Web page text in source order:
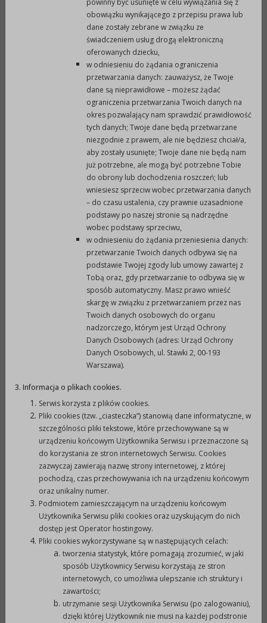
koszty usług (wynajem, rozpowszechnianie
informacji, ubezpieczenia zawodników,
okresowe badania lekarskie, opieka lekarska
podczas rozgrywanych zawodów, opłaty
licencyjne, startowe, składki członkowskie);
koszty szkoleń, treningów i opłat
sędziowskich;
koszty zakupu artykułów konsumpcyjnych;
pokrycie wydatków administracyjnych (zakup
materiałów biurowych, wynagrodzenie
księgowego);
koszty wyżywienia i noclegów, związanych z
udziałem w imprezach sportowych.
Z dotacji nie mogą być pokrywane wydatki na:
remonty budynków;
zakupy inwestycyjne, środki trwałe;
działalność gospodarczą.
Szczegółowe zasady realizacji i rozliczenia
zadania określi umowa zawarta pomiędzy
podmiotem a Burmistrzem Prudnika. Wzór umowy
dostępny w siedzibie Urzędu Miejskiego w
Prudniku, ul. Kościuszki 3, pok. 226, tel/fax 077
6.
Sprawozdanie z realizacji zadań należy
sporządzać w terminach określonych w umowie z
wyodrębnieniem w części merytorycznej i
finansowej rodzajów oraz kosztów wydatków
poniesionych w związku z realizacją zadań, na
formularzu określonym w załączniku nr 2 do
uchwały Nr IV/19/2006 Rady Miejskiej w Prudniku z
dnia 28 grudnia 2006 r. Wzór sprawozdania
dostępny w siedzibie Urzędu Miejskiego w
Prudniku, ul. Kościuszki 3, pok. 226, tel/fax 077
4066234 lub do pobrania na stronie internetowej
www.bip.prudnik.pl
IV. Termin i miejsce składania ofert.
Termin składania ofert – do dnia 12 stycznia
powinny być usunięte w celu wywiązania się z
obowiązku wynikającego z przepisu prawa lub
dane zostały zebrane w związku ze
świadczeniem usług drogą elektroniczną
oferowanych dziecku,
w odniesieniu do żądania ograniczenia
przetwarzania danych: zauważysz, że Twoje
dane są nieprawidłowe – możesz żądać
ograniczenia przetwarzania Twoich danych na
okres pozwalający nam sprawdzić prawidłowość
tych danych; Twoje dane będą przetwarzane
niezgodnie z prawem, ale nie będziesz chciał/a,
aby zostały usunięte; Twoje dane nie będą nam
już potrzebne, ale mogą być potrzebne Tobie
do obrony lub dochodzenia roszczeń; lub
wniesiesz sprzeciw wobec przetwarzania danych
– do czasu ustalenia, czy prawnie uzasadnione
podstawy po naszej stronie są nadrzędne
wobec podstawy sprzeciwu,
w odniesieniu do żądania przeniesienia danych:
przetwarzanie Twoich danych odbywa się na
podstawie Twojej zgody lub umowy zawartej z
Tobą oraz, gdy przetwarzanie to odbywa się w
sposób automatyczny. Masz prawo wnieść
skargę w związku z przetwarzaniem przez nas
Twoich danych osobowych do organu
nadzorczego, którym jest Urząd Ochrony
Danych Osobowych (adres: Urząd Ochrony
Danych Osobowych, ul. Stawki 2, 00-193
Warszawa).
3. Informacja o plikach cookies.
Serwis korzysta z plików cookies.
Pliki cookies (tzw. „ciasteczka”) stanowią dane informatyczne, w
szczególności pliki tekstowe, które przechowywane są w
urządzeniu końcowym Użytkownika Serwisu i przeznaczone są
do korzystania ze stron internetowych Serwisu. Cookies
zazwyczaj zawierają nazwę strony internetowej, z której
pochodzą, czas przechowywania ich na urządzeniu końcowym
oraz unikalny numer.
Podmiotem zamieszczającym na urządzeniu końcowym
Użytkownika Serwisu pliki cookies oraz uzyskującym do nich
dostęp jest Operator hostingowy.
Pliki cookies wykorzystywane są w następujących celach:
tworzenia statystyk, które pomagają zrozumieć, w jaki
sposób Użytkownicy Serwisu korzystają ze stron
internetowych, co umożliwia ulepszanie ich struktury i
zawartości;
utrzymanie sesji Użytkownika Serwisu (po zalogowaniu),
dzięki której Użytkownik nie musi na każdej podstronie